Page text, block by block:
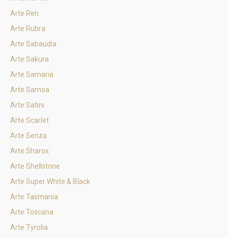
Arte Ren
Arte Rubra
Arte Sabaudia
Arte Sakura
Arte Samaria
Arte Samoa
Arte Satini
Arte Scarlet
Arte Senza
Arte Sharox
Arte Shellstone
Arte Super White & Black
Arte Tasmania
Arte Toscana
Arte Tyrolia